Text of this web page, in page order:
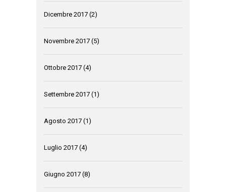
Dicembre 2017 (2)
Novembre 2017 (5)
Ottobre 2017 (4)
Settembre 2017 (1)
Agosto 2017 (1)
Luglio 2017 (4)
Giugno 2017 (8)